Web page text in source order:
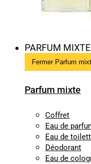
PARFUM MIXTE
Fermer Parfum
Parfum mixte
Coffret
Eau de
Eau de
Déodorant
Eau de